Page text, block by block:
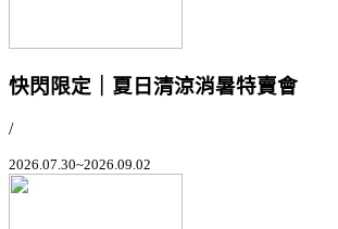
快閃限定｜夏日清涼消暑特賣會
/
2026.07.30~2026.09.02